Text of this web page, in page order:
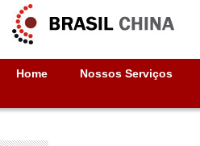
Home Nossos Serviços